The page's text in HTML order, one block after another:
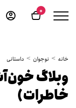
0
خانه نوجوان داستانی
خاطرات)